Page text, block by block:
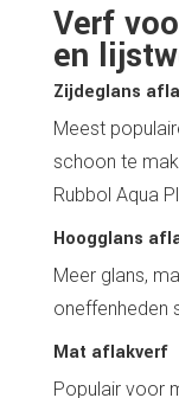
Verf
en
Zijdeglans
Meest
schoon te
Rubbol Aqua
Hoogglans
Meer glans,
oneffenheden
Mat aflakverf
Populair voor